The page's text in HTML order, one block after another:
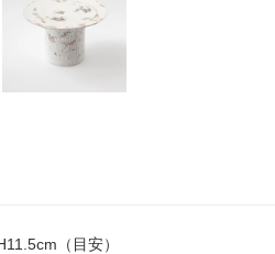
（目安）